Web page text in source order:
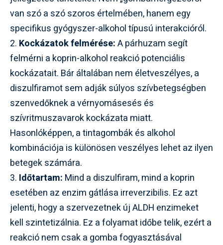
van szó a szó szoros értelmében, hanem egy
specifikus gyógyszer-alkohol típusú interakcióról.
2. Kockázatok felmérése:A párhuzam segít
felmérni a koprin-alkohol reakció potenciális
kockázatait. Bár általában nem életveszélyes, a
diszulfiramot sem adják súlyos szívbetegségben
szenvedőknek a vérnyomásesés és
szívritmuszavarok kockázata miatt.
Hasonlóképpen, a tintagombák és alkohol
kombinációja is különösen veszélyes lehet az ilyen
betegek számára.
3. Időtartam: Mind a diszulfiram, mind a koprin
esetében az enzim gátlása irreverzibilis. Ez azt
jelenti, hogy a szervezetnek új ALDH enzimeket
kell szintetizálnia. Ez a folyamat időbe telik, ezért a
reakció nem csak a gomba fogyasztásával